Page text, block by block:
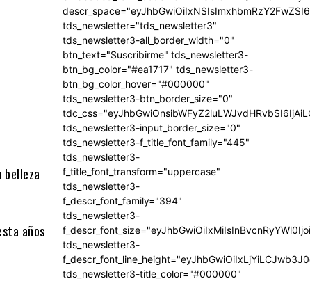
belleza
años
tds_newsletter="tds_newsletter3"
tds_newsletter3-all_border_width="0"
btn_text="Suscribirme" tds_newsletter3-
btn_bg_color="#ea1717" tds_newsletter3-
btn_bg_color_hover="#000000"
tds_newsletter3-btn_border_size="0"
tds_newsletter3-input_border_size="0"
tds_newsletter3-f_title_font_family="445"
tds_newsletter3-
f_title_font_transform="uppercase"
tds_newsletter3-
f_descr_font_family="394"
tds_newsletter3-
tds_newsletter3-
tds_newsletter3-title_color="#000000"